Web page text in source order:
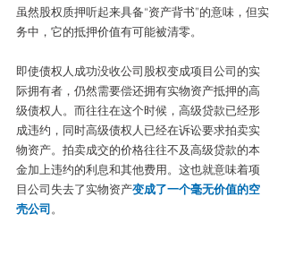
虽然股权质押听起来具备“资产背书”的意味，但实
务中，它的抵押价值有可能被清零。
即使债权人成功没收公司股权变成项目公司的实
际拥有者，仍然需要偿还拥有实物资产抵押的高
级债权人。而往往在这个时候，高级贷款已经形
成违约，同时高级债权人已经在诉讼要求拍卖实
物资产。拍卖成交的价格往往不及高级贷款的本
金加上违约的利息和其他费用。这也就意味着项
目公司失去了实物资产变成了一个毫无价值的空
壳公司。